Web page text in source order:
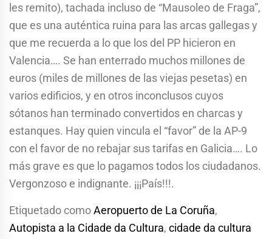
les remito), tachada incluso de “Mausoleo de Fraga”,
que es una auténtica ruina para las arcas gallegas y
que me recuerda a lo que los del PP hicieron en
Valencia…. Se han enterrado muchos millones de
euros (miles de millones de las viejas pesetas) en
varios edificios, y en otros inconclusos cuyos
sótanos han terminado convertidos en charcas y
estanques. Hay quien vincula el “favor” de la AP-9
con el favor de no rebajar sus tarifas en Galicia…. Lo
más grave es que lo pagamos todos los ciudadanos.
Vergonzoso e indignante. ¡¡¡País!!!.
Etiquetado comoAeropuerto de La Coruña,
Autopista a la Cidade da Cultura, cidade da cultura